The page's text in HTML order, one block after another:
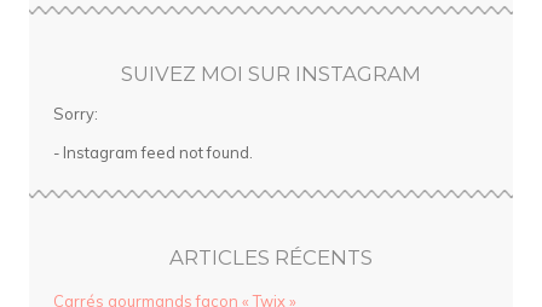
SUIVEZ MOI SUR INSTAGRAM
Sorry:
- Instagram feed not found.
ARTICLES RÉCENTS
Carrés gourmands façon « Twix »